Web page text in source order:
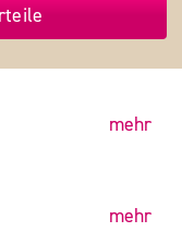
mehr
mehr